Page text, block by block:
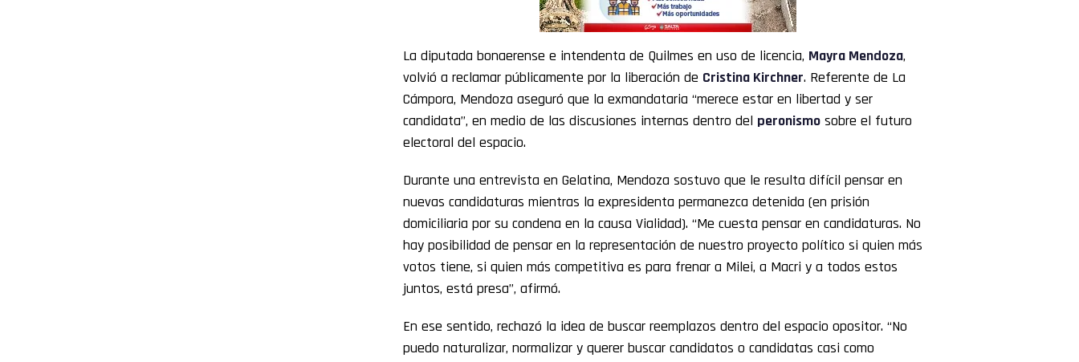
La diputada bonaerense e intendenta de Quilmes en uso de licencia, Mayra Mendoza,
volvió a reclamar públicamente por la liberación de Cristina Kirchner. Referente de La
Cámpora, Mendoza aseguró que la exmandataria “merece estar en libertad y ser
candidata”, en medio de las discusiones internas dentro del peronismo sobre el futuro
electoral del espacio.
Durante una entrevista en Gelatina, Mendoza sostuvo que le resulta difícil pensar en
nuevas candidaturas mientras la expresidenta permanezca detenida (en prisión
domiciliaria por su condena en la causa Vialidad). “Me cuesta pensar en candidaturas. No
hay posibilidad de pensar en la representación de nuestro proyecto político si quien más
votos tiene, si quien más competitiva es para frenar a Milei, a Macri y a todos estos
juntos, está presa”, afirmó.
En ese sentido, rechazó la idea de buscar reemplazos dentro del espacio opositor. “No
puedo naturalizar, normalizar y querer buscar candidatos o candidatas casi como